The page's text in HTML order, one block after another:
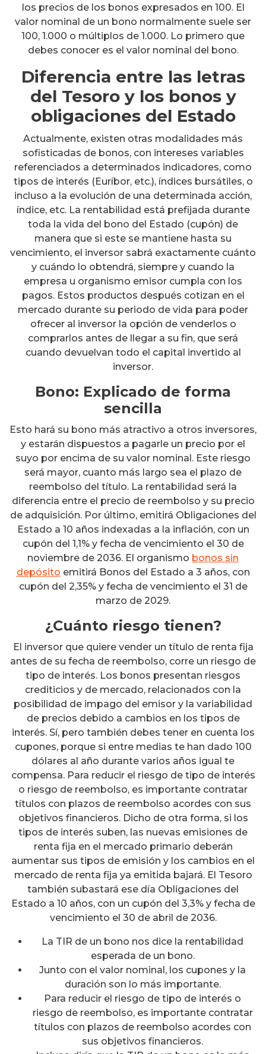
los precios de los bonos expresados en 100. El
valor nominal de un bono normalmente suele ser
100, 1.000 o múltiplos de 1.000. Lo primero que
debes conocer es el valor nominal del bono.
Diferencia entre las letras
del Tesoro y los bonos y
obligaciones del Estado
Actualmente, existen otras modalidades más
sofisticadas de bonos, con intereses variables
referenciados a determinados indicadores, como
tipos de interés (Euríbor, etc.), índices bursátiles, o
incluso a la evolución de una determinada acción,
índice, etc. La rentabilidad está prefijada durante
toda la vida del bono del Estado (cupón) de
manera que si este se mantiene hasta su
vencimiento, el inversor sabrá exactamente cuánto
y cuándo lo obtendrá, siempre y cuando la
empresa u organismo emisor cumpla con los
pagos. Estos productos después cotizan en el
mercado durante su periodo de vida para poder
ofrecer al inversor la opción de venderlos o
comprarlos antes de llegar a su fin, que será
cuando devuelvan todo el capital invertido al
inversor.
Bono: Explicado de forma
sencilla
Esto hará su bono más atractivo a otros inversores,
y estarán dispuestos a pagarle un precio por el
suyo por encima de su valor nominal. Este riesgo
será mayor, cuanto más largo sea el plazo de
reembolso del título. La rentabilidad será la
diferencia entre el precio de reembolso y su precio
de adquisición. Por último, emitirá Obligaciones del
Estado a 10 años indexadas a la inflación, con un
cupón del 1,1% y fecha de vencimiento el 30 de
noviembre de 2036. El organismo bonos sin
depósito emitirá Bonos del Estado a 3 años, con
cupón del 2,35% y fecha de vencimiento el 31 de
marzo de 2029.
¿Cuánto riesgo tienen?
El inversor que quiere vender un título de renta fija
antes de su fecha de reembolso, corre un riesgo de
tipo de interés. Los bonos presentan riesgos
crediticios y de mercado, relacionados con la
posibilidad de impago del emisor y la variabilidad
de precios debido a cambios en los tipos de
interés. Sí, pero también debes tener en cuenta los
cupones, porque si entre medias te han dado 100
dólares al año durante varios años igual te
compensa. Para reducir el riesgo de tipo de interés
o riesgo de reembolso, es importante contratar
títulos con plazos de reembolso acordes con sus
objetivos financieros. Dicho de otra forma, si los
tipos de interés suben, las nuevas emisiones de
renta fija en el mercado primario deberán
aumentar sus tipos de emisión y los cambios en el
mercado de renta fija ya emitida bajará. El Tesoro
también subastará ese día Obligaciones del
Estado a 10 años, con un cupón del 3,3% y fecha de
vencimiento el 30 de abril de 2036.
La TIR de un bono nos dice la rentabilidad
esperada de un bono.
Junto con el valor nominal, los cupones y la
duración son lo más importante.
Para reducir el riesgo de tipo de interés o
riesgo de reembolso, es importante contratar
títulos con plazos de reembolso acordes con
sus objetivos financieros.